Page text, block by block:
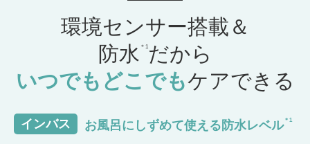
環境センサー搭載＆
防水 ＊1だから
いつでもどこでもケアできる
インバス お風呂にしずめて使える防水レベル＊1